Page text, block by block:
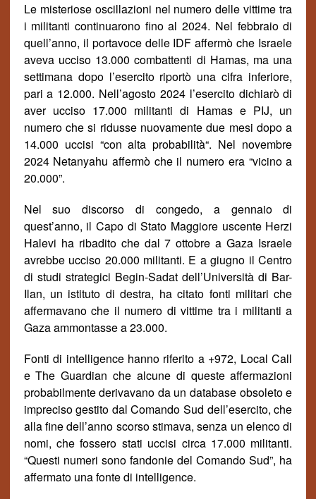
Le misteriose oscillazioni nel numero delle vittime tra
i militanti continuarono fino al 2024. Nel febbraio di
quell’anno, il portavoce delle IDF affermò che Israele
aveva ucciso 13.000 combattenti di Hamas, ma una
settimana dopo l’esercito riportò una cifra inferiore,
pari a 12.000. Nell’agosto 2024 l’esercito dichiarò di
aver ucciso 17.000 militanti di Hamas e PIJ, un
numero che si ridusse nuovamente due mesi dopo a
14.000 uccisi “con alta probabilità“. Nel novembre
2024 Netanyahu affermò che il numero era “vicino a
20.000”.
Nel suo discorso di congedo, a gennaio di
quest’anno, il Capo di Stato Maggiore uscente Herzi
Halevi ha ribadito che dal 7 ottobre a Gaza Israele
avrebbe ucciso 20.000 militanti. E a giugno il Centro
di studi strategici Begin-Sadat dell’Universitàdi Bar-
Ilan, un istituto di destra, ha citato fonti militari che
affermavano che il numero di vittime tra i militanti a
Gaza ammontasse a 23.000.
Fonti di intelligence hanno riferito a +972, Local Call
e The Guardian che alcune di queste affermazioni
probabilmente derivavano da un database obsoleto e
impreciso gestito dal Comando Sud dell’esercito, che
alla fine dell’anno scorso stimava, senza un elenco di
nomi, che fossero stati uccisi circa 17.000 militanti.
“Questi numeri sono fandonie del Comando Sud”, ha
affermato una fonte di intelligence.